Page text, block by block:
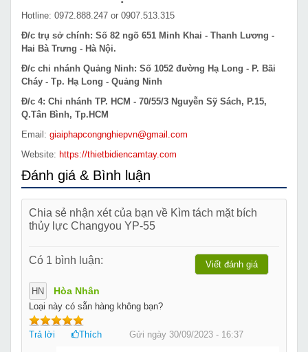
Hotline: 0972.888.247 or 0907.513.315
Đ/c trụ sở chính: Số 82 ngõ 651 Minh Khai - Thanh Lương -
Hai Bà Trưng - Hà Nội.
Đ/c chi nhánh Quảng Ninh: Số 1052 đường Hạ Long - P. Bãi
Cháy - Tp. Hạ Long - Quảng Ninh
Đ/c 4: Chi nhánh TP. HCM - 70/55/3 Nguyễn Sỹ Sách, P.15,
Q.Tân Bình, Tp.HCM
Email: giaiphapcongnghiepvn@gmail.com
Website: https://thietbidiencamtay.com
Đánh giá & Bình luận
Chia sẻ nhận xét của bạn về Kìm tách mặt bích
thủy lực Changyou YP-55
Có 1 bình luận: Viết đánh giá
HN Hòa Nhân
Loại này có sẵn hàng không bạn?
Trả lời Thích Gửi ngày 30/09/2023 - 16:37